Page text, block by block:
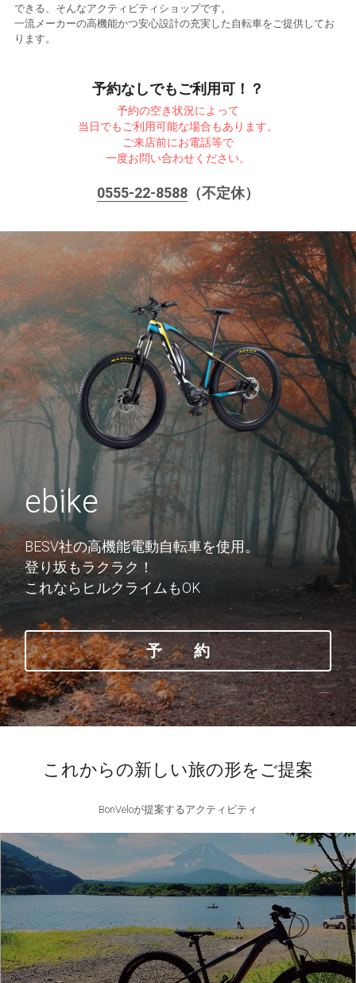
できる、そんなアクティビティショップです。
一流メーカーの高機能かつ安心設計の充実した自転車をご提供してお
ります。
予約なしでもご利用可！？
予約の空き状況によって
当日でもご利用可能な場合もあります。
ご来店前にお電話等で
一度お問い合わせください。
0555-22-8588（不定休）
ebike
BESV社の高機能電動自転車を使用。
登り坂もラクラク！
これならヒルクライムもOK
予 約
これからの新しい旅の形をご提案
BonVeloが提案するアクティビティ